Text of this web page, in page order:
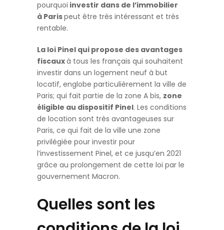
pourquoi investir dans de l’immobilier
à Parispeut être très intéressant et très
rentable.
La loi Pinel qui propose des avantages
fiscauxà tous les français qui souhaitent
investir dans un logement neuf à but
locatif, englobe particulièrement la ville de
Paris; qui fait partie de la zone A bis, zone
éligible au dispositif Pinel. Les conditions
de location sont très avantageuses sur
Paris, ce qui fait de la ville une zone
privilégiée pour investir pour
l’investissement Pinel, et ce jusqu’en 2021
grâce au prolongement de cette loi par le
gouvernement Macron.
Quelles sont les